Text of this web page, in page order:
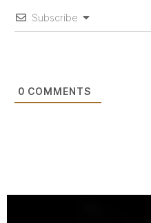
Subscribe
0 COMMENTS